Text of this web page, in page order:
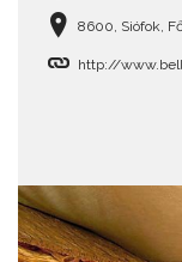
8600, Siófok,
http://